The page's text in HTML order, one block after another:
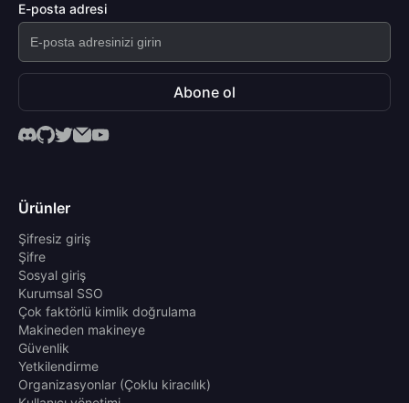
E-posta adresi
Abone ol
Ürünler
Şifresiz giriş
Şifre
Sosyal giriş
Kurumsal SSO
Çok faktörlü kimlik doğrulama
Makineden makineye
Güvenlik
Yetkilendirme
Organizasyonlar (Çoklu kiracılık)